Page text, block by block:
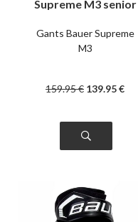
Supreme M3 senior
Gants Bauer Supreme
M3
159.95€ 139.95€